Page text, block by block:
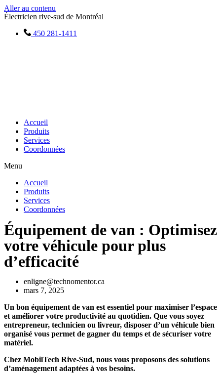
Aller au contenu
Électricien rive-sud de Montréal
450 281-1411
Accueil
Produits
Services
Coordonnées
Menu
Accueil
Produits
Services
Coordonnées
Équipement de van : Optimisez
votre véhicule pour plus
d’efficacité
enligne@technomentor.ca
mars 7, 2025
Un bon équipement de van est essentiel pour maximiser l’espace
et améliorer votre productivité au quotidien. Que vous soyez
entrepreneur, technicien ou livreur, disposer d’un véhicule bien
organisé vous permet de gagner du temps et de sécuriser votre
matériel.
Chez MobilTech Rive-Sud, nous vous proposons des solutions
d’aménagement adaptées à vos besoins.